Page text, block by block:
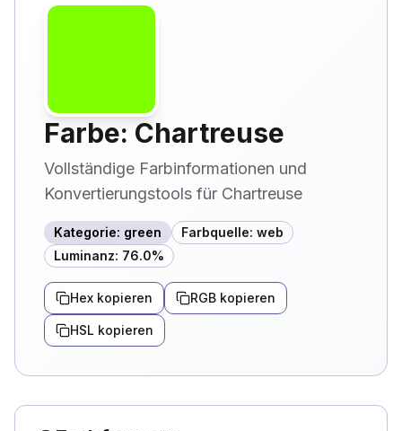
Farbe: Chartreuse
Vollständige Farbinformationen und
Konvertierungstools für Chartreuse
Kategorie: green Farbquelle: web
Luminanz: 76.0%
Hex kopieren RGB kopieren
HSL kopieren